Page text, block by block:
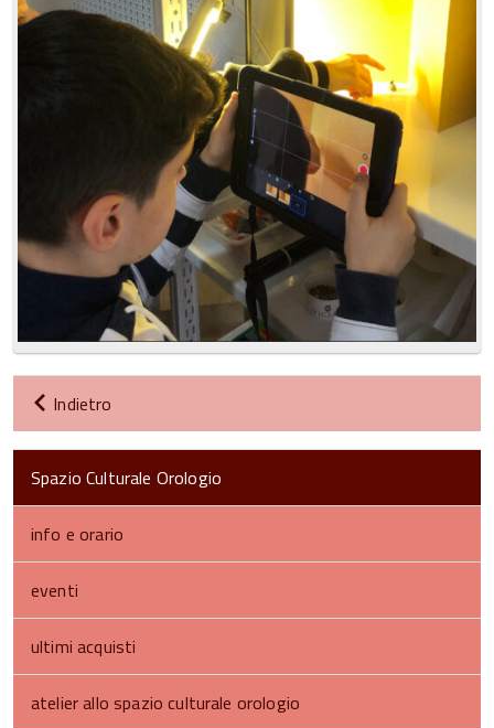
Indietro
Spazio Culturale Orologio
info e orario
eventi
ultimi acquisti
atelier allo spazio culturale orologio